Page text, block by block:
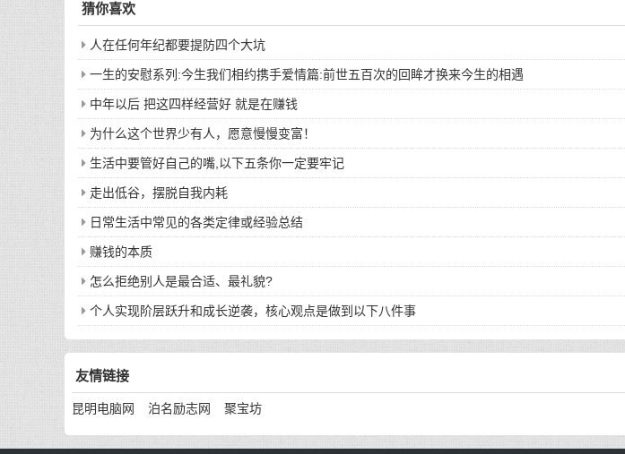
猜你喜欢
人在任何年纪都要提防四个大坑
一生的安慰系列:今生我们相约携手爱情篇:前世五百次的回眸才换来今生的相遇
中年以后 把这四样经营好 就是在赚钱
为什么这个世界少有人，愿意慢慢变富！
生活中要管好自己的嘴,以下五条你一定要牢记
走出低谷，摆脱自我内耗
日常生活中常见的各类定律或经验总结
赚钱的本质
怎么拒绝别人是最合适、最礼貌?
个人实现阶层跃升和成长逆袭，核心观点是做到以下八件事
友情链接
昆明电脑网 泊名励志网 聚宝坊